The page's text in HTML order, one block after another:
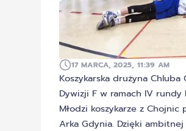
17 MARCA, 2025, 11:39 AM
Koszykarska drużyna
Dywizji F w ramach IV rundy
Młodzi koszykarze z
Arka Gdynia. Dzięki